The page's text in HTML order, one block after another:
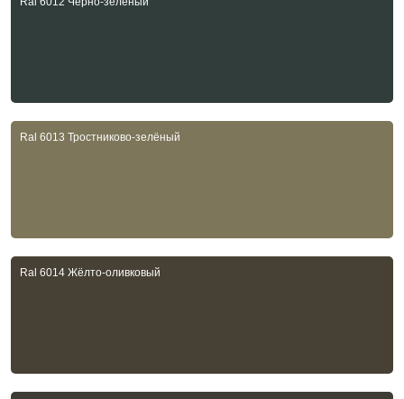
Ral 6013 Тростниково-зелёный
Ral 6014 Жёлто-оливковый